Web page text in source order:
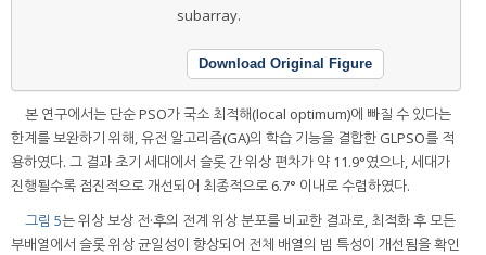
subarray.
Download Original Figure
본 연구에서는 단순 PSO가 국소 최적해(local optimum)에 빠질 수 있다는
한계를 보완하기 위해, 유전 알고리즘(GA)의 학습 기능을 결합한 GLPSO를 적
용하였다. 그 결과 초기 세대에서 슬롯 간 위상 편차가 약 11.9°였으나, 세대가
진행될수록 점진적으로 개선되어 최종적으로 6.7° 이내로 수렴하였다.
그림 5는 위상 보상 전·후의 전계 위상 분포를 비교한 결과로, 최적화 후 모든
부배열에서 슬롯 위상 균일성이 향상되어 전체 배열의 빔 특성이 개선됨을 확인